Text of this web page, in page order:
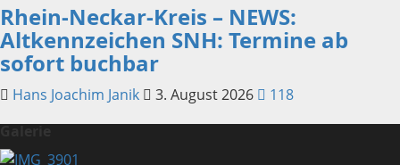
Rhein-Neckar-Kreis – NEWS:
Altkennzeichen SNH: Termine ab
sofort buchbar
Hans Joachim Janik 3. August 2026
118
Galerie